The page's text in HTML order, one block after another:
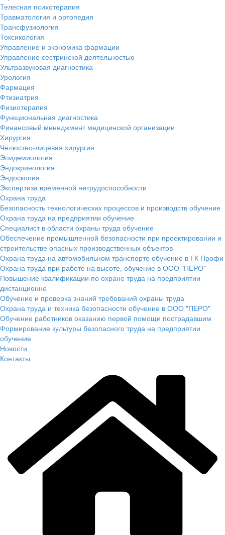
Телесная психотерапия
Травматология и ортопедия
Трансфузиология
Токсикология
Управление и экономика фармации
Управление сестринской деятельностью
Ультразвуковая диагностика
Урология
Фармация
Фтизиатрия
Физиотерапия
Функциональная диагностика
Финансовый менеджмент медицинской организации
Хирургия
Челюстно-лицевая хирургия
Эпидемиология
Эндокринология
Эндоскопия
Экспертиза временной нетрудоспособности
Охрана труда
Безопасность технологических процессов и производств обучение
Охрана труда на предприятии обучение
Специалист в области охраны труда обучение
Обеспечение промышленной безопасности при проектировании и
строительстве опасных производственных объектов
Охрана труда на автомобильном транспорте обучение в ГК Профи
Охрана труда при работе на высоте, обучение в ООО "ПЕРО"
Повышение квалификации по охране труда на предприятии
дистанционно
Обучение и проверка знаний требований охраны труда
Охрана труда и техника безопасности обучение в ООО "ПЕРО"
Обучение работников оказанию первой помощи пострадавшим
Формирование культуры безопасного труда на предприятии
обучение
Новости
Контакты